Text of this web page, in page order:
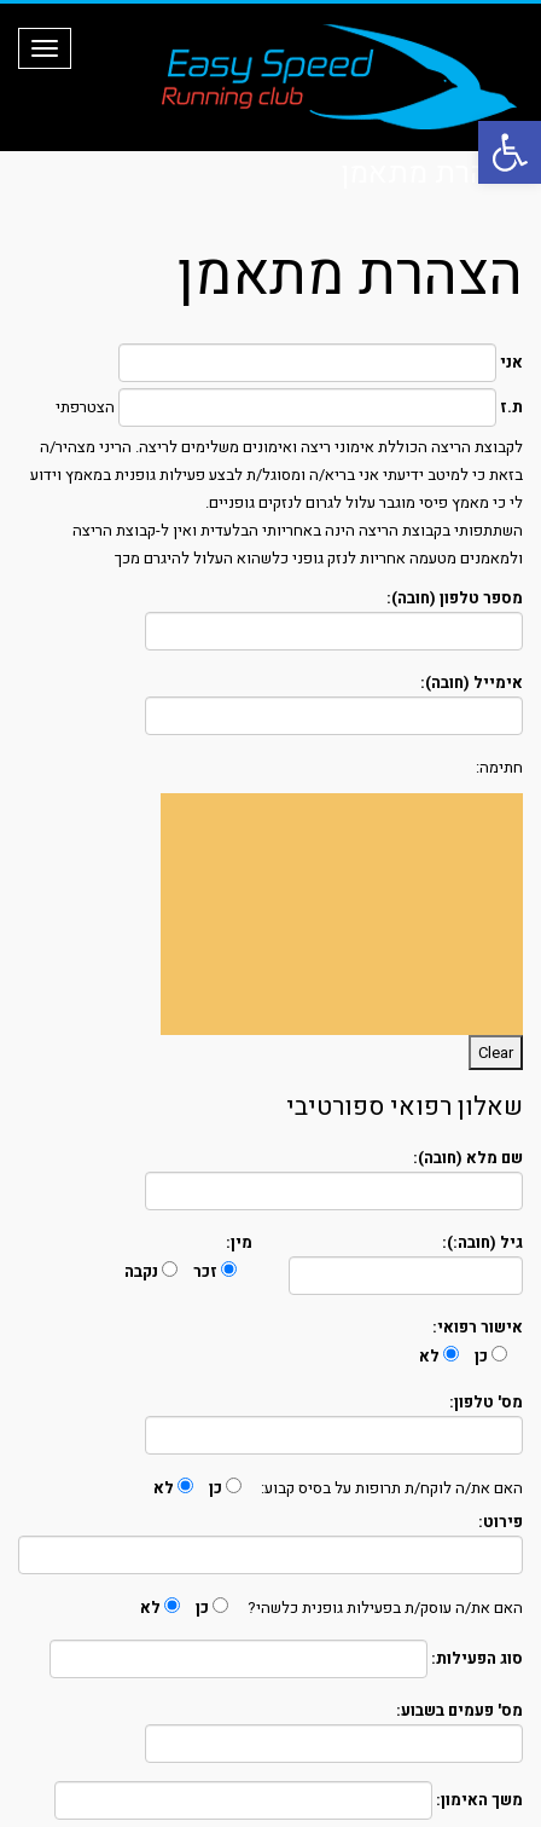
פתח סרגל נגישות
ת
פ
הצהרת מתאמן
הצהרת מתאמן
אני
ת.ז
הצטרפתי
לקבוצת הריצה הכוללת אימוני ריצה ואימונים משלימים לריצה. הריני מצהיר/ה
בזאת כי למיטב ידיעתי אני בריא/ה ומסוגל/ת לבצע פעילות גופנית במאמץ וידוע
לי כי מאמץ פיסי מוגבר עלול לגרום לנזקים גופניים.
השתתפותי בקבוצת הריצה הינה באחריותי הבלעדית ואין ל-קבוצת הריצה
ולמאמנים מטעמה אחריות לנזק גופני כלשהוא העלול להיגרם מכך
מספר טלפון (חובה):
אימייל (חובה):
חתימה:
שאלון רפואי ספורטיבי
שם מלא (חובה):
מין:
זכר
נקבה
גיל (חובה:):
אישור רפואי:
כן
לא
מס' טלפון:
האם את/ה לוקח/ת תרופות על בסיס קבוע: כן
לא
פירוט:
האם את/ה עוסק/ת בפעילות גופנית כלשהי? כן לא
סוג הפעילות:
מס' פעמים בשבוע:
משך האימון: